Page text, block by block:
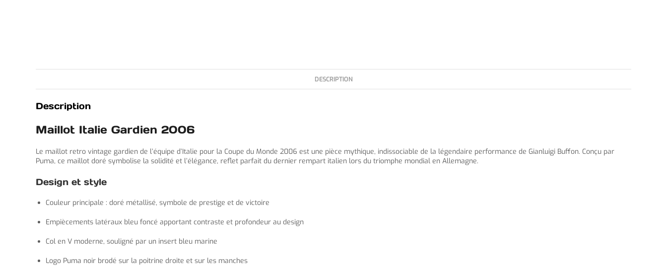
DESCRIPTION
Description
Maillot Italie Gardien 2006
Le maillot retro vintage gardien de l’équipe d’Italie pour la Coupe du Monde 2006 est une pièce mythique, indissociable de la légendaire performance de Gianluigi Buffon. Conçu par
Puma, ce maillot doré symbolise la solidité et l’élégance, reflet parfait du dernier rempart italien lors du triomphe mondial en Allemagne.
Design et style
Couleur principale : doré métallisé, symbole de prestige et de victoire
Empiècements latéraux bleu foncé apportant contraste et profondeur au design
Col en V moderne, souligné par un insert bleu marine
Logo Puma noir brodé sur la poitrine droite et sur les manches